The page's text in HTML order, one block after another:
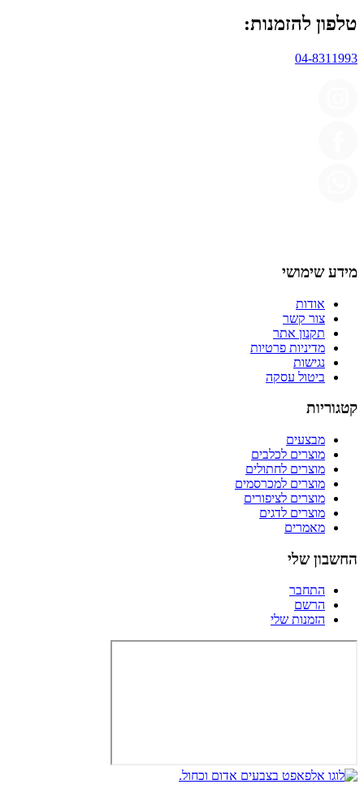
טלפון להזמנות:
04-8311993
מידע שימושי
אודות
צור קשר
תקנון אתר
מדיניות פרטיות
נגישות
ביטול עסקה
קטגוריות
מבצעים
מוצרים לכלבים
מוצרים לחתולים
מוצרים למכרסמים
מוצרים לציפורים
מוצרים לדגים
מאמרים
החשבון שלי
התחבר
הרשם
הזמנות שלי